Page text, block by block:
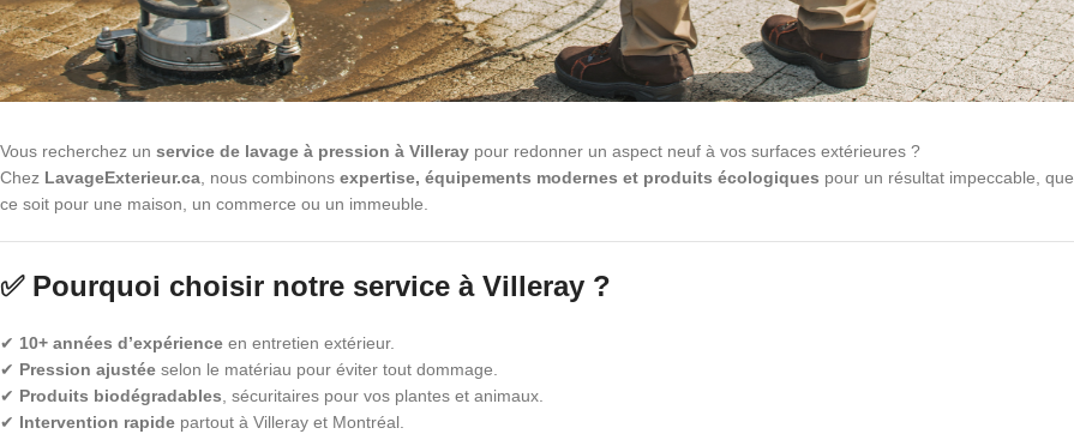
Vous recherchez un service de lavage à pression à Villeray pour redonner un aspect neuf à vos surfaces extérieures ?
Chez LavageExterieur.ca, nous combinons expertise, équipements modernes et produits écologiques pour un résultat impeccable, que
ce soit pour une maison, un commerce ou un immeuble.
✅ Pourquoi choisir notre service à Villeray ?
✔ 10+ années d’expérience en entretien extérieur.
✔ Pression ajustée selon le matériau pour éviter tout dommage.
✔ Produits biodégradables, sécuritaires pour vos plantes et animaux.
✔ Intervention rapide partout à Villeray et Montréal.